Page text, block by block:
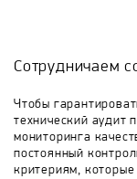
Midea
Сотрудничаем
Чтобы
технический аудит
мониторинга
постоянный
критериям,